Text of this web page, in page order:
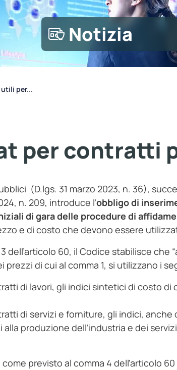
Notizia
per...
per contratti
(D.lgs. 31 marzo 2023, n. 36),
n. 209, introduce l’obbligo di
di gara delle procedure di
e di costo che devono essere
dell’articolo 60, il Codice stabilisce che
prezzi di cui al comma 1, si utilizzano i
di lavori, gli indici sintetici di costo di
di servizi e forniture, gli indici, anche
produzione dell’industria e dei
come previsto al comma 4 dell’articolo